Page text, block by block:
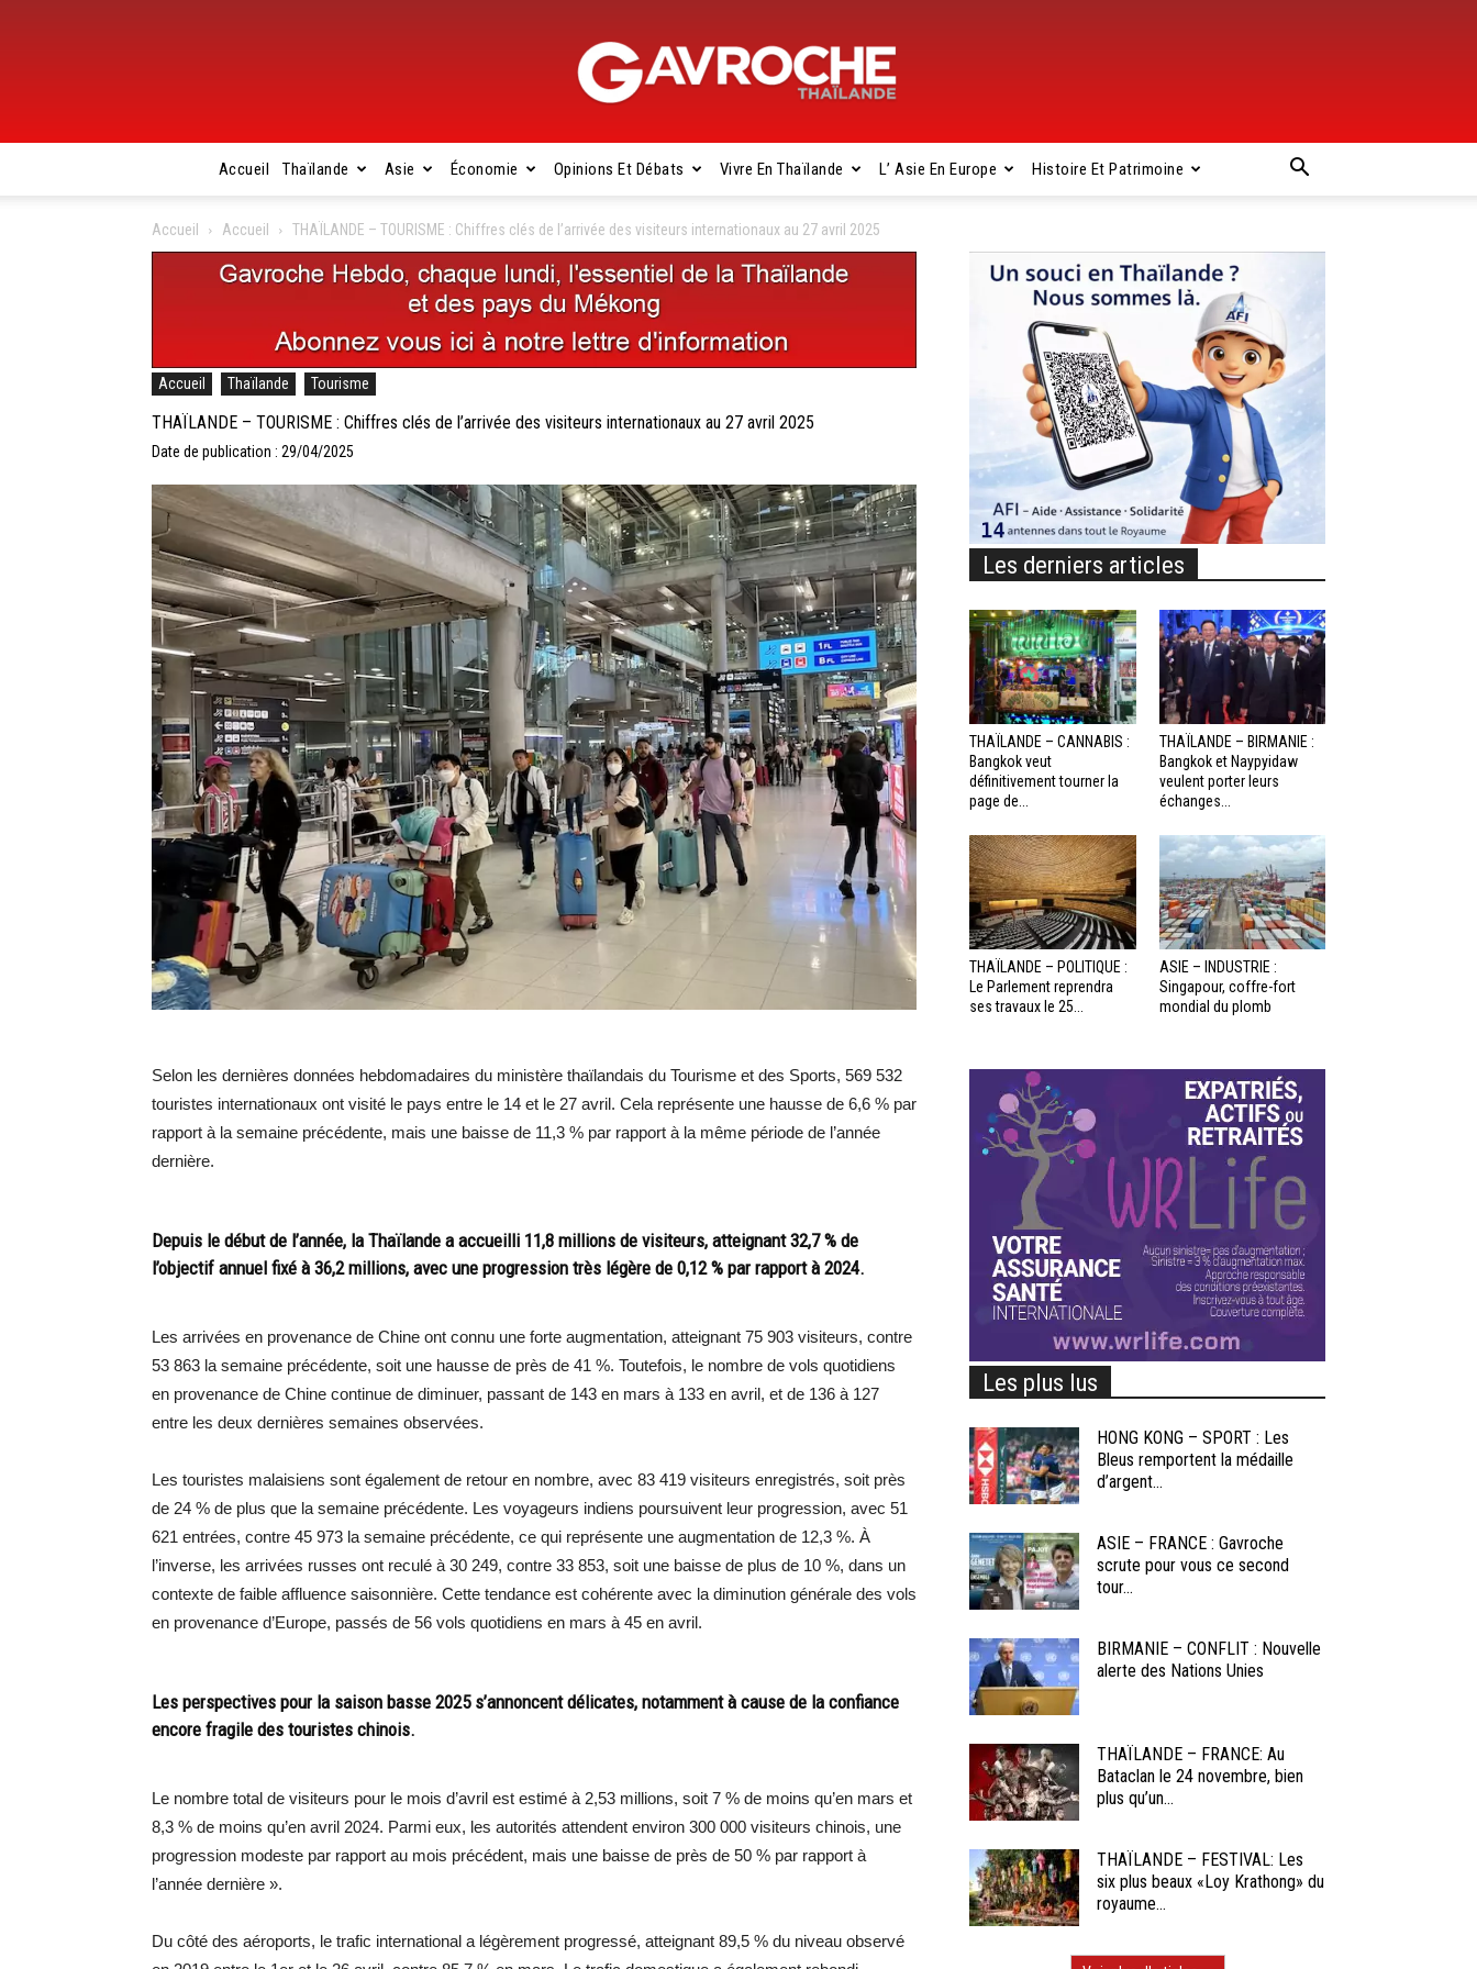
Gavroche
Accueil Thaïlande Asie Économie Opinions Et Débats Vivre En Thaïlande L’ Asie En Europe Histoire Et Patrimoine
Accueil Accueil THAÏLANDE – TOURISME : Chiffres clés de l’arrivée des visiteurs internationaux au 27 avril 2025
Accueil Thaïlande Tourisme
THAÏLANDE – TOURISME : Chiffres clés de l’arrivée des visiteurs internationaux au 27 avril 2025
Date de publication : 29/04/2025
Selon les dernières données hebdomadaires du ministère thaïlandais du Tourisme et des Sports, 569 532
touristes internationaux ont visité le pays entre le 14 et le 27 avril. Cela représente une hausse de 6,6 % par
rapport à la semaine précédente, mais une baisse de 11,3 % par rapport à la même période de l’année
dernière.
Depuis le début de l’année, la Thaïlande a accueilli 11,8 millions de visiteurs, atteignant 32,7 % de
l’objectif annuel fixé à 36,2 millions, avec une progression très légère de 0,12 % par rapport à 2024.
Les arrivées en provenance de Chine ont connu une forte augmentation, atteignant 75 903 visiteurs, contre
53 863 la semaine précédente, soit une hausse de près de 41 %. Toutefois, le nombre de vols quotidiens
en provenance de Chine continue de diminuer, passant de 143 en mars à 133 en avril, et de 136 à 127
entre les deux dernières semaines observées.
Les touristes malaisiens sont également de retour en nombre, avec 83 419 visiteurs enregistrés, soit près
de 24 % de plus que la semaine précédente. Les voyageurs indiens poursuivent leur progression, avec 51
621 entrées, contre 45 973 la semaine précédente, ce qui représente une augmentation de 12,3 %. À
l’inverse, les arrivées russes ont reculé à 30 249, contre 33 853, soit une baisse de plus de 10 %, dans un
contexte de faible affluence saisonnière. Cette tendance est cohérente avec la diminution générale des vols
en provenance d’Europe, passés de 56 vols quotidiens en mars à 45 en avril.
Les perspectives pour la saison basse 2025 s’annoncent délicates, notamment à cause de la confiance
encore fragile des touristes chinois.
Le nombre total de visiteurs pour le mois d’avril est estimé à 2,53 millions, soit 7 % de moins qu’en mars et
8,3 % de moins qu’en avril 2024. Parmi eux, les autorités attendent environ 300 000 visiteurs chinois, une
progression modeste par rapport au mois précédent, mais une baisse de près de 50 % par rapport à
l’année dernière ».
Du côté des aéroports, le trafic international a légèrement progressé, atteignant 89,5 % du niveau observé
Les derniers articles
THAÏLANDE – CANNABIS :
Bangkok veut
définitivement tourner la
page de...
THAÏLANDE – BIRMANIE :
Bangkok et Naypyidaw
veulent porter leurs
échanges...
THAÏLANDE – POLITIQUE :
Le Parlement reprendra
ses travaux le 25...
ASIE – INDUSTRIE :
Singapour, coffre-fort
mondial du plomb
Les plus lus
HONG KONG – SPORT : Les
Bleus remportent la médaille
d’argent...
ASIE – FRANCE : Gavroche
scrute pour vous ce second
tour...
BIRMANIE – CONFLIT : Nouvelle
alerte des Nations Unies
THAÏLANDE – FRANCE: Au
Bataclan le 24 novembre, bien
plus qu’un...
THAÏLANDE – FESTIVAL: Les
six plus beaux «Loy Krathong» du
royaume...